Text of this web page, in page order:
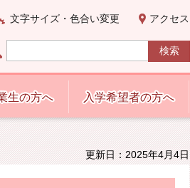
文字サイズ・色合い変更 アクセス
生の方へ 入学希望者の方へ
更新日：2025年4月4日